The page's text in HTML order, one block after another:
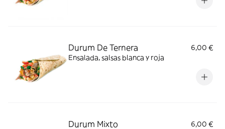
Durum De Ternera
6,00 €
Ensalada, salsas blanca y roja
Durum Mixto
6,00 €